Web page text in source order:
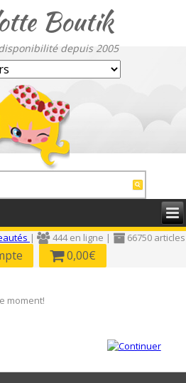
Boutik
depuis 2005
| 444 en ligne |
66750 articles
0,00€
moment!